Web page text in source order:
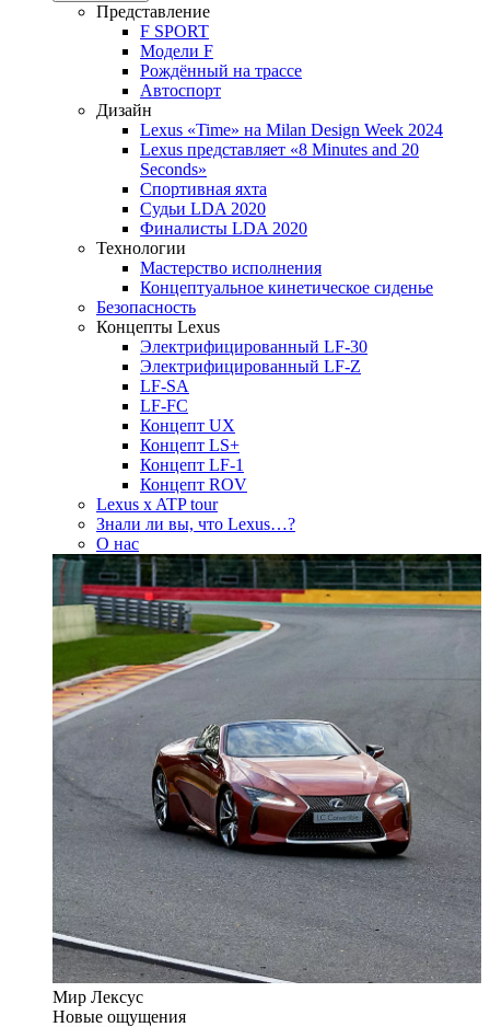
Представление
F SPORT
Модели F
Рождённый на трассе
Автоспорт
Дизайн
Lexus «Time» на Milan Design Week 2024
Lexus представляет «8 Minutes and 20
Seconds»
Спортивная яхта
Судьи LDA 2020
Финалисты LDA 2020
Технологии
Мастерство исполнения
Концептуальное кинетическое сиденье
Безопасность
Концепты Lexus
Электрифицированный LF-30
Электрифицированный LF-Z
LF-SA
LF-FC
Концепт UX
Концепт LS+
Концепт LF-1
Концепт ROV
Lexus x ATP tour
Знали ли вы, что Lexus…?
О нас
Мир Лексус
Новые ощущения